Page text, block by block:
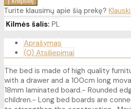
Turite klausimų apie šią prekę?
Kilmės šalis: PL
Aprašymas
(0) Atsiliepimai
The bed is made of high quality
with a drawer and a 100cm long
18mm laminated board.- Rounded
children.- Long bed boards are